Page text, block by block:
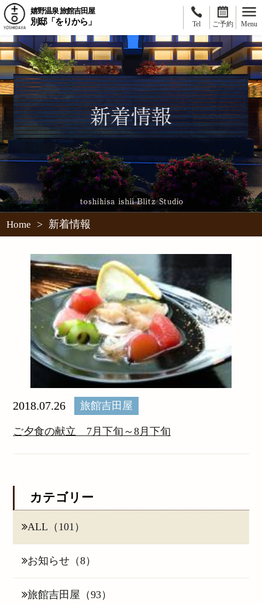
嬉野温泉 旅館吉田屋
別邸「をりから」 Tel ご予約 Menu
Home > 新着情報
2018.07.26 旅館吉田屋
ご夕食の献立 7月下旬～8月下旬
カテゴリー
ALL（101）
お知らせ（8）
旅館吉田屋（93）